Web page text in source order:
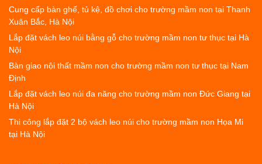
Cung cấp bàn ghế, tủ kệ, đồ chơi cho trường mầm non tại Thanh
Xuân Bắc, Hà Nội
Lắp đặt vách leo núi bằng gỗ cho trường mầm non tư thục tại Hà
Nội
Bàn giao nội thất mầm non cho trường mầm non tư thục tại Nam
Định
Lắp đặt vách leo núi đa năng cho trường mầm non Đức Giang tại
Hà Nội
Thi công lắp đặt 2 bộ vách leo núi cho trường mầm non Họa Mi
tại Hà Nội